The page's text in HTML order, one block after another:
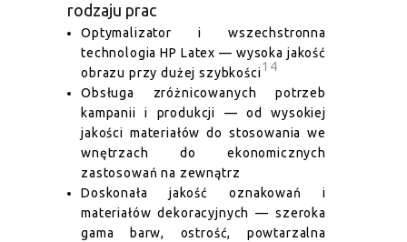
rodzaju prac
Optymalizator i wszechstronna
technologia HP Latex — wysoka jakość
obrazu przy dużej szybkości14
Obsługa zróżnicowanych potrzeb
kampanii i produkcji — od wysokiej
jakości materiałów do stosowania we
wnętrzach do ekonomicznych
zastosowań na zewnątrz
Doskonała jakość oznakowań i
materiałów dekoracyjnych — szeroka
gama barw, ostrość, powtarzalna